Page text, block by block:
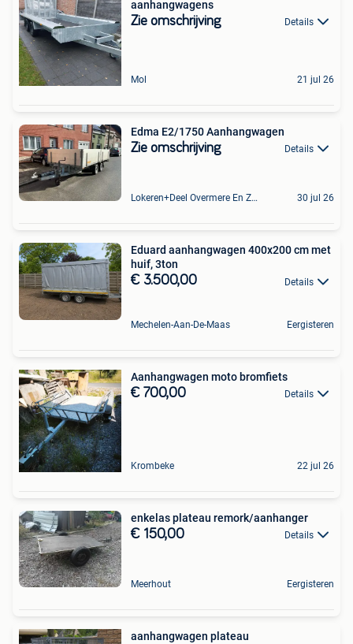
aanhangwagens
Zie omschrijving Details
Mol 21 jul 26
Edma E2/1750 Aanhangwagen
Zie omschrijving Details
Lokeren+Deel Overmere En Zele 30 jul 26
Eduard aanhangwagen 400x200 cm met
huif, 3ton
€ 3.500,00 Details
Mechelen-Aan-De-Maas Eergisteren
Aanhangwagen moto bromfiets
€ 700,00 Details
Krombeke 22 jul 26
enkelas plateau remork/aanhanger
€ 150,00 Details
Meerhout Eergisteren
aanhangwagen plateau